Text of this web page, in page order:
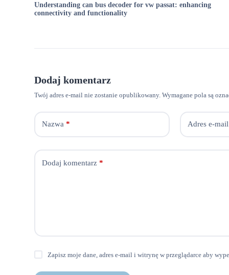
Understanding can bus decoder for vw passat: enhancing
connectivity and functionality
Dodaj komentarz
Twój adres e-mail nie zostanie opublikowany. Wymagane pola są
Nazwa * Adres e-mail
Dodaj komentarz *
Zapisz moje dane, adres e-mail i witrynę w przeglądarce aby